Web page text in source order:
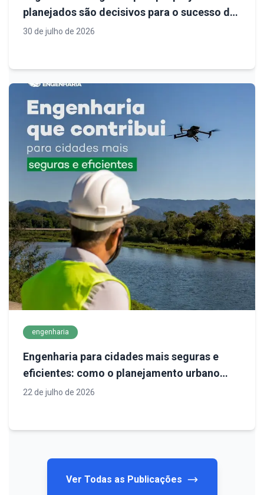
planejados são decisivos para o sucesso de
empreendimentos
30 de julho de 2026
engenharia
Engenharia para cidades mais seguras e
eficientes: como o planejamento urbano
define o futuro da infraestrutura
22 de julho de 2026
Ver Todas as Publicações